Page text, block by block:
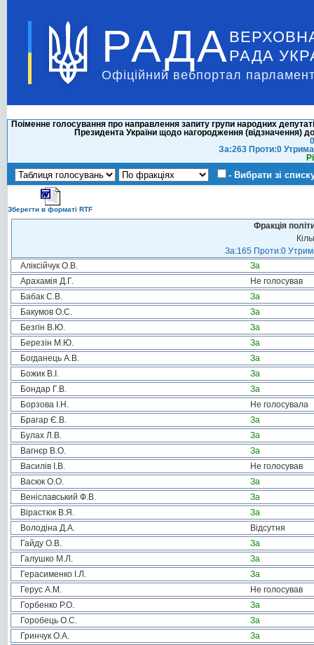
РАДА РАДА
Офіційний вебпортал
Поіменне голосування про направлення запиту групи народних
Президента України щодо нагородження (відзначення)
За:263 Проти:0
- Вибрати зі
Зберегти в форматі RTF
Фракція
За:165 Проти:0
Аліксійчук О.В.
За
Арахамія Д.Г.
Не голосував
Бабак С.В.
За
Бакумов О.С.
За
Безгін В.Ю.
За
Березін М.Ю.
За
Богданець А.В.
За
Божик В.І.
За
Бондар Г.В.
За
Борзова І.Н.
Не голосувала
Брагар Є.В.
За
Булах Л.В.
За
Вагнєр В.О.
За
Василів І.В.
Не голосував
Васюк О.О.
За
Веніславський Ф.В.
За
Вірастюк В.Я.
За
Володіна Д.А.
Відсутня
Гайду О.В.
За
Галушко М.Л.
За
Герасименко І.Л.
За
Герус А.М.
Не голосував
Горбенко Р.О.
За
Горобець О.С.
За
Гринчук О.А.
За